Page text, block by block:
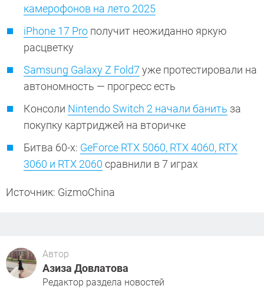
камерофонов на лето 2025
iPhone 17 Pro получит неожиданно яркую
расцветку
Samsung Galaxy Z Fold7 уже протестировали на
автономность — прогресс есть
Консоли Nintendo Switch 2 начали банить за
покупку картриджей на вторичке
Битва 60-х: GeForce RTX 5060, RTX 4060, RTX
3060 и RTX 2060 сравнили в 7 играх
Источник: GizmoChina
Автор
Азиза Довлатова
Редактор раздела новостей